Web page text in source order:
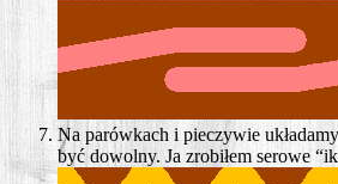
Na parów­kach i pie­czy­wie
być dowol­ny. Ja zro­bi­łem sero­we